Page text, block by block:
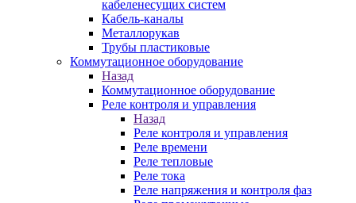
кабеленесущих систем
Кабель-каналы
Металлорукав
Трубы пластиковые
Коммутационное оборудование
Назад
Коммутационное оборудование
Реле контроля и управления
Назад
Реле контроля и управления
Реле времени
Реле тепловые
Реле тока
Реле напряжения и контроля фаз